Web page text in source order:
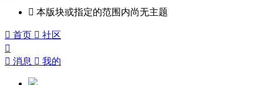
 本版块或指定的范围内尚无主题
 首页  社区

 消息  我的